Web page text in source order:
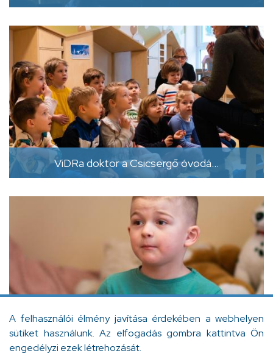
A felhasználói élmény javítása érdekében a webhelyen
sütiket használunk. Az elfogadás gombra kattintva Ön
engedélyzi ezek létrehozását.
ViDRa doktor a Csicsergő óvodá…
ViDRa doktor 2 óvodában is jár…